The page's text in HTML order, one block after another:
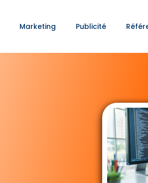
Marketing Publicité